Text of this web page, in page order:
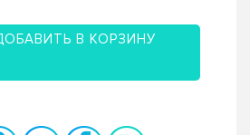
В КОРЗИНУ